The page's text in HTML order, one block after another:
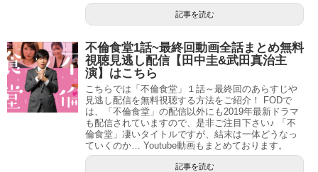
記事を読む
不倫食堂1話~最終回動画全話まとめ無料
視聴見逃し配信【田中圭&武田真治主
演】はこちら
こちらでは「不倫食堂」１話～最終回のあらすじや
見逃し配信を無料視聴する方法をご紹介！ FODで
は、「不倫食堂」の配信以外にも2019年最新ドラマ
も配信されていますので、是非ご注目下さい♪ 「不
倫食堂」凄いタイトルですが、結末は一体どうなっ
ていくのか… Youtube動画もまとめております。
記事を読む